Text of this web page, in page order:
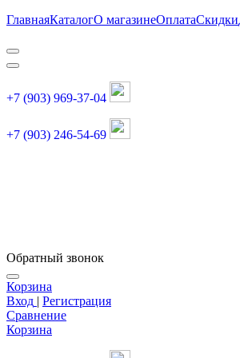
ГлавнаяКаталогО магазинеОплатаСкидки
+7 (903) 969-37-04
+7 (903) 246-54-69
Обратный звонок
Корзина
Вход | Регистрация
Сравнение
Корзина